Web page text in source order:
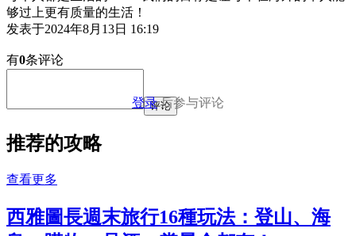
够过上更有质量的生活！
发表于2024年8月13日 16:19
有0条评论
登录后参与评论
评论
推荐的攻略
查看更多
西雅圖長週末旅行16種玩法：登山、海